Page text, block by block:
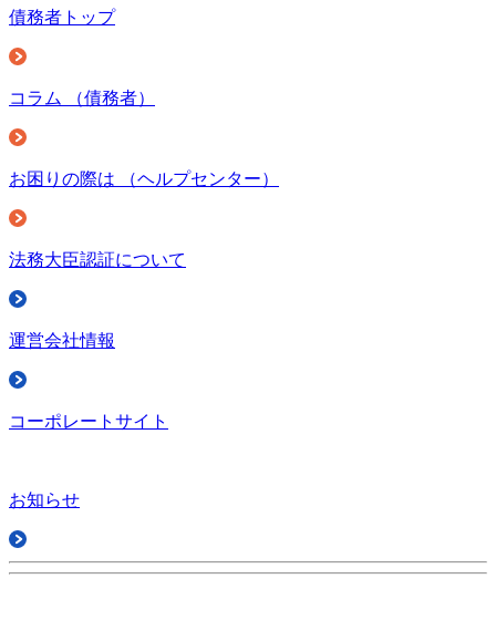
債務者トップ
コラム （債務者）
お困りの際は （ヘルプセンター）
法務大臣認証について
運営会社情報
コーポレートサイト
お知らせ